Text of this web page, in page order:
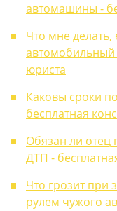
автомашины -
Что мне
автомобильный
юриста
Каковы сроки
бесплатная
Обязан ли
ДТП -
Что грозит при
рулем чужого